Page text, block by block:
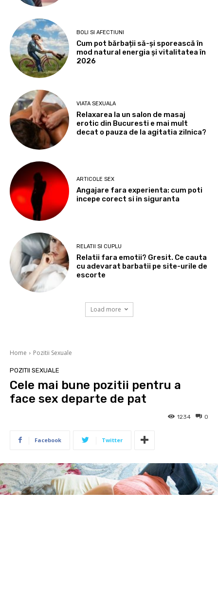
BOLI SI AFECTIUNI
Cum pot bărbații să-și sporească în
mod natural energia și vitalitatea în
2026
VIATA SEXUALA
Relaxarea la un salon de masaj
erotic din Bucuresti e mai mult
decat o pauza de la agitatia zilnica?
ARTICOLE SEX
Angajare fara experienta: cum poti
incepe corect si in siguranta
RELATII SI CUPLU
Relatii fara emotii? Gresit. Ce cauta
cu adevarat barbatii pe site-urile de
escorte
Load more